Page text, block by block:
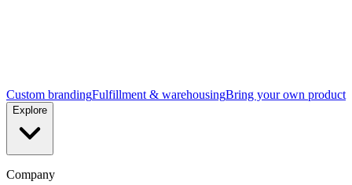
Custom brandingFulfillment & warehousingBring your own product
Explore
Company